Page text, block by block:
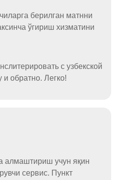
берилган матнни
ўгириш хизматини
с узбекской
обратно. Легко!
алмаштириш учун яқин
сервис. Пункт